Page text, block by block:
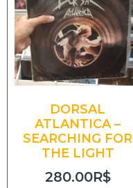
DORSAL
ATLANTICA –
SEARCHING FOR
THE LIGHT
280.00R$